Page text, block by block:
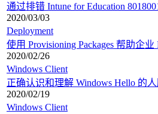
通过排错 Intune for Education
2020/03/03
Deployment
使用 Provisioning Packages 帮助企
2020/02/26
Windows Client
正确认识和理解 Windows Hello 的
2020/02/19
Windows Client